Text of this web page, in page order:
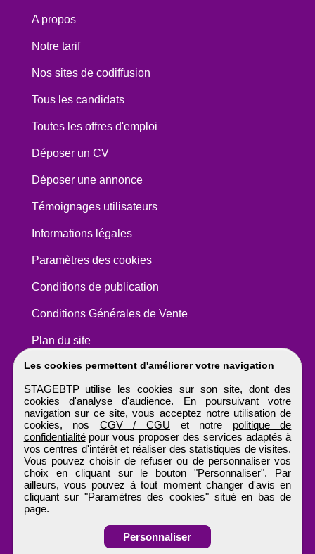
Les cookies permettent d'améliorer votre navigation
STAGEBTP utilise les cookies sur son site, dont des
cookies d'analyse d'audience. En poursuivant votre
navigation sur ce site, vous acceptez notre utilisation de
cookies, nos CGV / CGU et notre politique de
confidentialitépour vous proposer des services adaptés à
vos centres d'intérêt et réaliser des statistiques de visites.
Vous pouvez choisir de refuser ou de personnaliser vos
choix en cliquant sur le bouton "Personnaliser". Par
ailleurs, vous pouvez à tout moment changer d'avis en
cliquant sur "Paramètres des cookies" situé en bas de
page.
Personnaliser
A propos
Notre tarif
Nos sites de codiffusion
Tous les candidats
Toutes les offres d'emploi
Déposer un CV
Déposer une annonce
Témoignages utilisateurs
Informations légales
Paramètres des cookies
Conditions de publication
Conditions Générales de Vente
Plan du site